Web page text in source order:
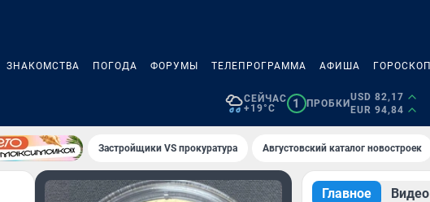
ЗНАКОМСТВА ПОГОДА ФОРУМЫ ТЕЛЕПРОГРАММА АФИША ГОРОСКОП
СЕЙЧАС
+19°C
1 ПРОБКИ
USD 82,17
EUR 94,84
Застройщики VS прокуратура Августовский каталог новостроек
Главное Видео